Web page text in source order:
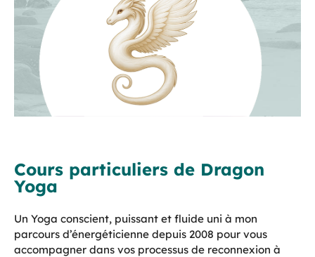
Cours particuliers de Dragon
Yoga
Un Yoga conscient, puissant et fluide uni à mon
parcours d’énergéticienne depuis 2008 pour vous
accompagner dans vos processus de reconnexion à